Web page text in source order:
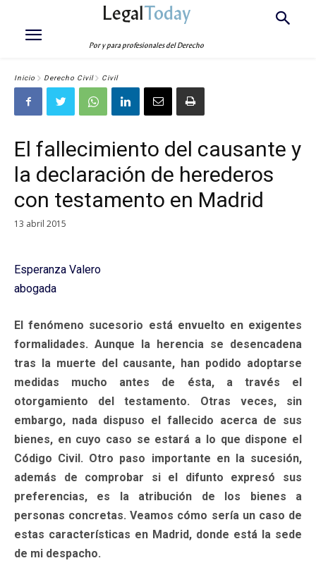
LegalToday
Por y para profesionales del Derecho
Inicio Derecho Civil Civil
El fallecimiento del causante y
la declaración de herederos
con testamento en Madrid
13 abril 2015
Esperanza Valero
abogada
El fenómeno sucesorio está envuelto en exigentes
formalidades. Aunque la herencia se desencadena
tras la muerte del causante, han podido adoptarse
medidas mucho antes de ésta, a través el
otorgamiento del testamento. Otras veces, sin
embargo, nada dispuso el fallecido acerca de sus
bienes, en cuyo caso se estará a lo que dispone el
Código Civil. Otro paso importante en la sucesión,
además de comprobar si el difunto expresó sus
preferencias, es la atribución de los bienes a
personas concretas. Veamos cómo sería un caso de
estas características en Madrid, donde está la sede
de mi despacho.